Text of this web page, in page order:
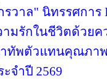
วาล" นิทรรศการ
ามรักในชีวิตด้วย
ำทัพตัวแทนคุณภ
จำปี 2569